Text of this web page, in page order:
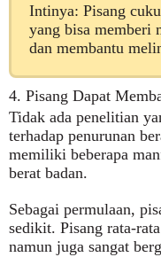
Intinya: Pisang
yang bisa memberi
dan membantu
4. Pisang Dapat
Tidak ada penelitian
terhadap penurunan
memiliki beberapa
berat badan.
Sebagai permulaan,
sedikit. Pisang rata-
namun juga sangat